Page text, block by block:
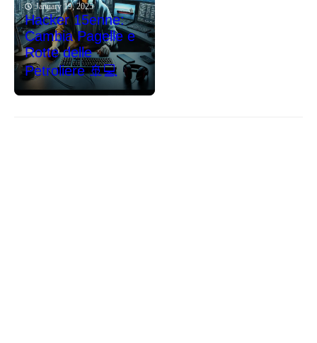
January 19, 2025
Hacker 15enne:
Cambia Pagelle e
Rotte delle
Petroliere 🚢💻